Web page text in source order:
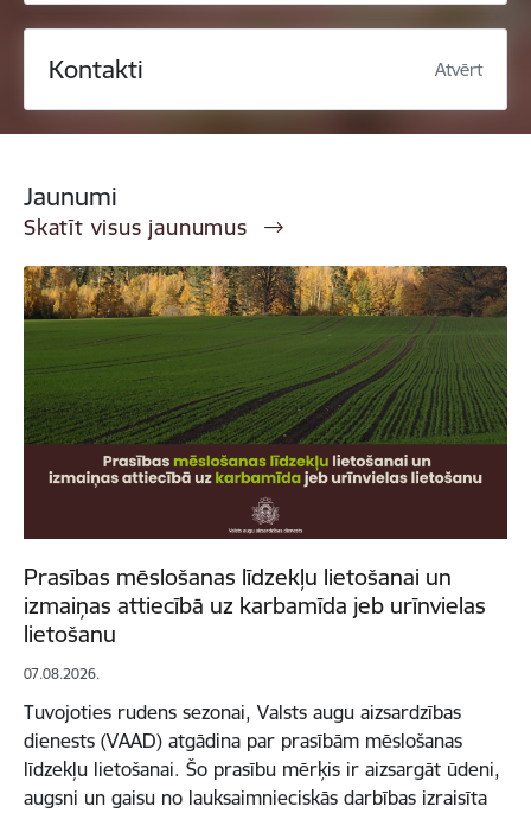
Kontakti Atvērt
Jaunumi
Skatīt visus jaunumus
Prasības mēslošanas līdzekļu lietošanai un
izmaiņas attiecībā uz karbamīda jeb urīnvielas
lietošanu
07.08.2026.
Tuvojoties rudens sezonai, Valsts augu aizsardzības
dienests (VAAD) atgādina par prasībām mēslošanas
līdzekļu lietošanai. Šo prasību mērķis ir aizsargāt ūdeni,
augsni un gaisu no lauksaimnieciskās darbības izraisīta